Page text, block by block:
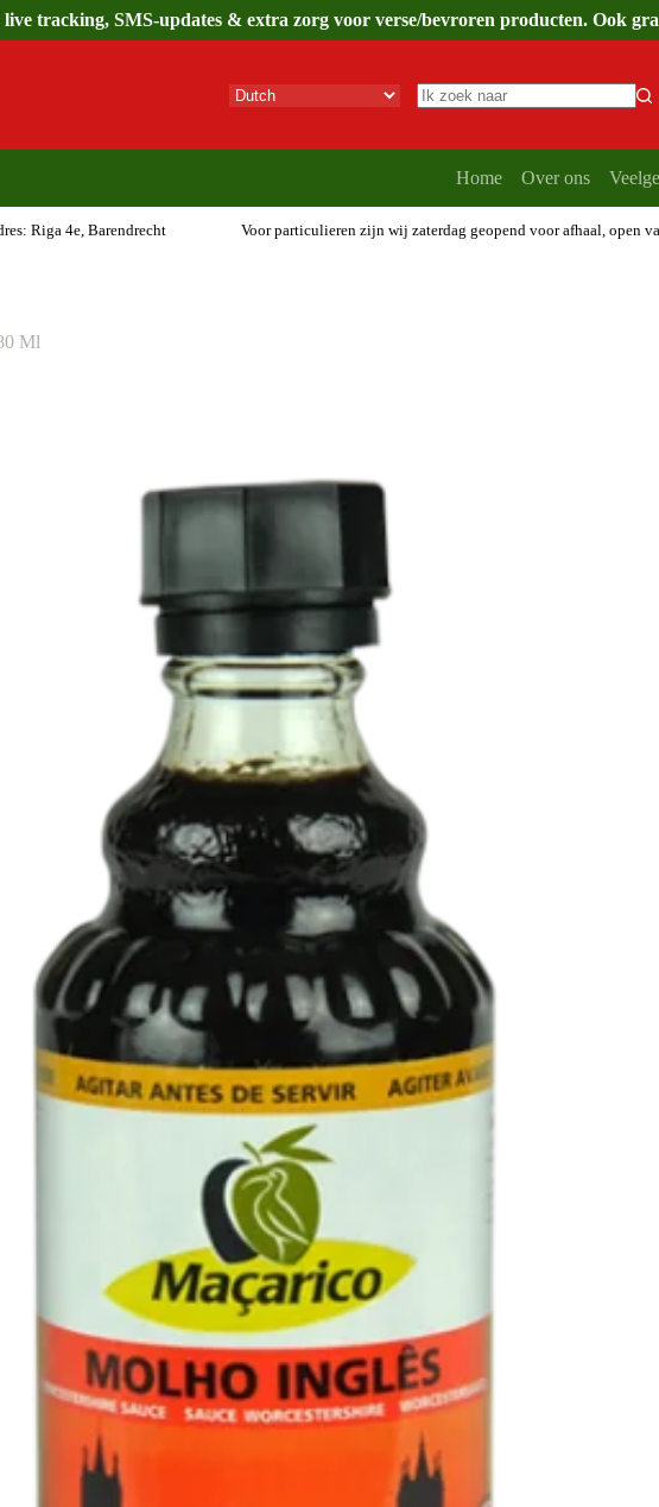
tracking, SMS-updates & extra zorg voor verse/bevroren producten. Ook
Home Over ons
Riga 4e, Barendrecht Voor particulieren zijn wij zaterdag geopend voor afhaal, open
Ml